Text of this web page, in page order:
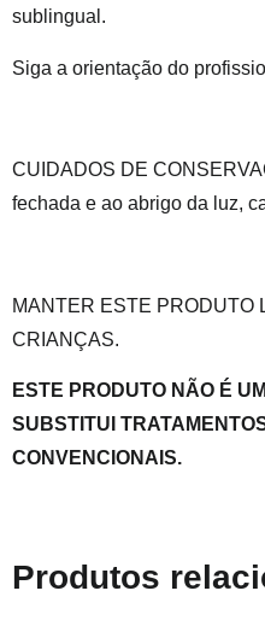
sublingual.
Siga a orientação do
CUIDADOS DE
fechada e ao abrigo da luz,
MANTER ESTE PRODUTO
CRIANÇAS.
ESTE PRODUTO NÃO É
SUBSTITUI
CONVENCIONAIS.
Produtos